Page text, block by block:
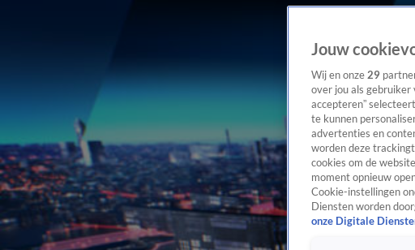
Jouw
Wij en onze 29
over jou als gebruiker
accepteren”
te kunnen
advertenties en
worden deze
cookies om de
moment opnieuw
Cookie-instellingen
Diensten worden
onze Digitale